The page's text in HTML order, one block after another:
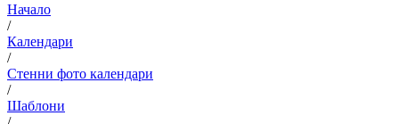
Начало
/
Календари
/
Стенни фото календари
/
Шаблони